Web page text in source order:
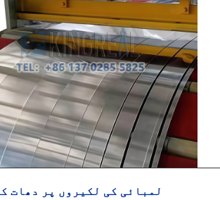
2. لمبائی کی لکیروں پر دھات